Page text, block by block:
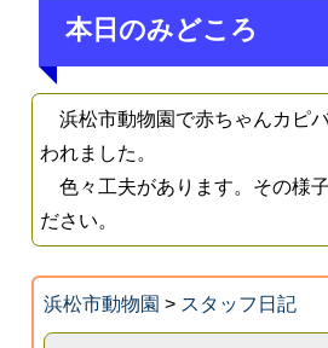
本日のみどころ
浜松市動物園で赤ちゃんカピ
われました。
色々工夫があります。その様
ださい。
浜松市動物園 > スタッフ日記